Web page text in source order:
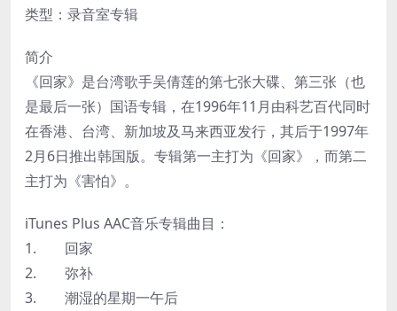
类型：录音室专辑
简介
《回家》是台湾歌手吴倩莲的第七张大碟、第三张（也
是最后一张）国语专辑，在1996年11月由科艺百代同时
在香港、台湾、新加坡及马来西亚发行，其后于1997年
2月6日推出韩国版。专辑第一主打为《回家》，而第二
主打为《害怕》。
iTunes Plus AAC音乐专辑曲目：
1. 回家
2. 弥补
3. 潮湿的星期一午后